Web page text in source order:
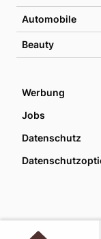
Automobile
Beauty
Werbung
Jobs
Datenschutz